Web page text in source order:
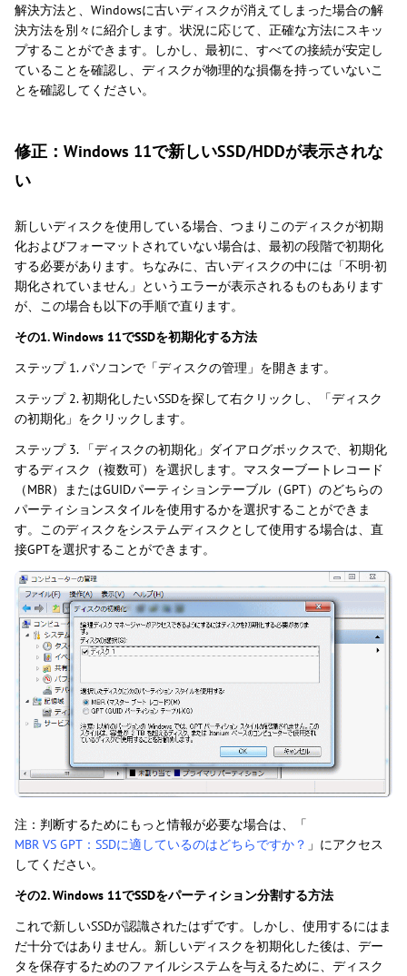
解決方法と、Windowsに古いディスクが消えてしまった場合の解
決方法を別々に紹介します。状況に応じて、正確な方法にスキッ
プすることができます。しかし、最初に、すべての接続が安定し
ていることを確認し、ディスクが物理的な損傷を持っていないこ
とを確認してください。
修正：Windows 11で新しいSSD/HDDが表示されな
い
新しいディスクを使用している場合、つまりこのディスクが初期
化およびフォーマットされていない場合は、最初の段階で初期化
する必要があります。ちなみに、古いディスクの中には「不明·初
期化されていません」というエラーが表示されるものもあります
が、この場合も以下の手順で直ります。
その1. Windows 11でSSDを初期化する方法
ステップ 1. パソコンで「ディスクの管理」を開きます。
ステップ 2. 初期化したいSSDを探して右クリックし、「ディスク
の初期化」をクリックします。
ステップ 3. 「ディスクの初期化」ダイアログボックスで、初期化
するディスク（複数可）を選択します。マスターブートレコード
（MBR）またはGUIDパーティションテーブル（GPT）のどちらの
パーティションスタイルを使用するかを選択することができま
す。このディスクをシステムディスクとして使用する場合は、直
接GPTを選択することができます。
注：判断するためにもっと情報が必要な場合は、「
MBR VS GPT：SSDに適しているのはどちらですか？ 」にアクセス
してください。
その2. Windows 11でSSDをパーティション分割する方法
これで新しいSSDが認識されたはずです。しかし、使用するにはま
だ十分ではありません。新しいディスクを初期化した後は、デー
タを保存するためのファイルシステムを与えるために、ディスク